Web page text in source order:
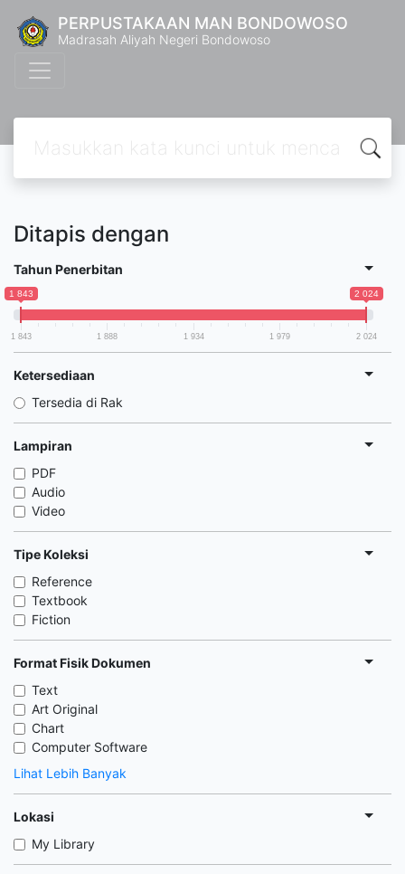
PERPUSTAKAAN MAN BONDOWOSO
Madrasah Aliyah Negeri Bondowoso
Ditapis dengan
Tahun Penerbitan
1 843 2 024
1 843 1 888 1 934 1 979 2 024
Ketersediaan
Tersedia di Rak
Lampiran
PDF
Audio
Video
Tipe Koleksi
Reference
Textbook
Fiction
Format Fisik Dokumen
Text
Art Original
Chart
Computer Software
Lihat Lebih Banyak
Lokasi
My Library